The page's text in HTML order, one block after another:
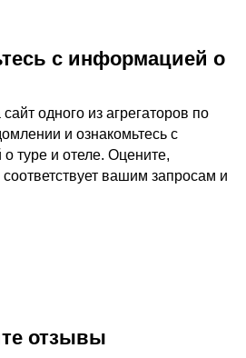
с информацией о
одного из агрегаторов по
и ознакомьтесь с
туре и отеле. Оцените,
соответствует вашим запросам и
отзывы